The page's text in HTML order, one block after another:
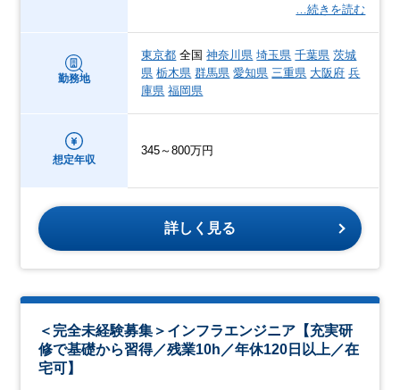
…続きを読む
勤務地
東京都 全国神奈川県 埼玉県 千葉県 茨城
県 栃木県 群馬県 愛知県 三重県 大阪府 兵
庫県 福岡県
想定年収
345～800万円
詳しく見る
＜完全未経験募集＞インフラエンジニア【充実研
修で基礎から習得／残業10h／年休120日以上／在
宅可】